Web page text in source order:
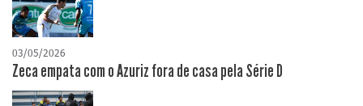
03/05/2026
Zeca empata com o Azuriz fora de casa pela Série D